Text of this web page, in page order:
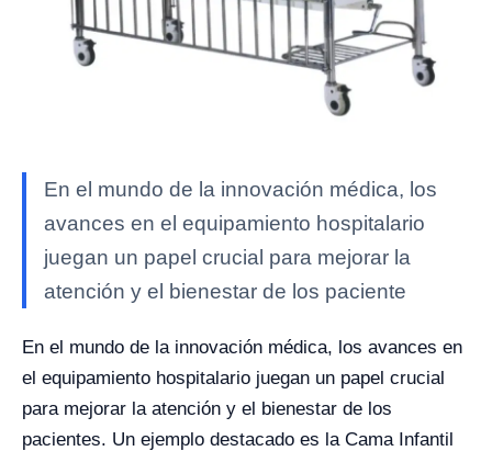
En el mundo de la innovación médica, los
avances en el equipamiento hospitalario
juegan un papel crucial para mejorar la
atención y el bienestar de los paciente
En el mundo de la innovación médica, los avances en
el equipamiento hospitalario juegan un papel crucial
para mejorar la atención y el bienestar de los
pacientes. Un ejemplo destacado es la Cama Infantil